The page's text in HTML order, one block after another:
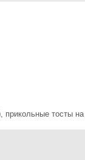
прикольные тосты